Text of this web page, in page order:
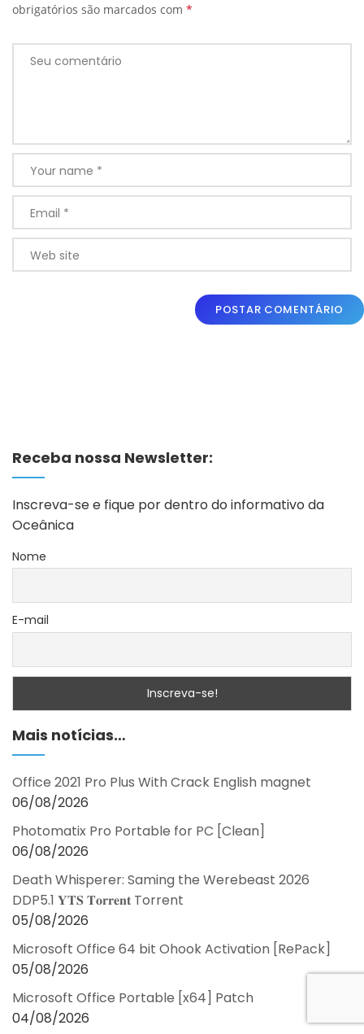
obrigatórios são marcados com *
Receba nossa Newsletter:
Inscreva-se e fique por dentro do informativo da
Oceânica
Nome
E-mail
Mais notícias…
Office 2021 Pro Plus With Crack English magnet
06/08/2026
Photomatix Pro Portable for PC [Clean]
06/08/2026
Death Whisperer: Saming the Werebeast 2026
DDP5.1 𝐘𝐓𝐒 𝐓𝐨𝐫𝐫𝐞𝐧𝐭 Torrent
05/08/2026
Microsoft Office 64 bit Ohook Activation [RePаck]
05/08/2026
Microsoft Office Portable [x64] Patch
04/08/2026